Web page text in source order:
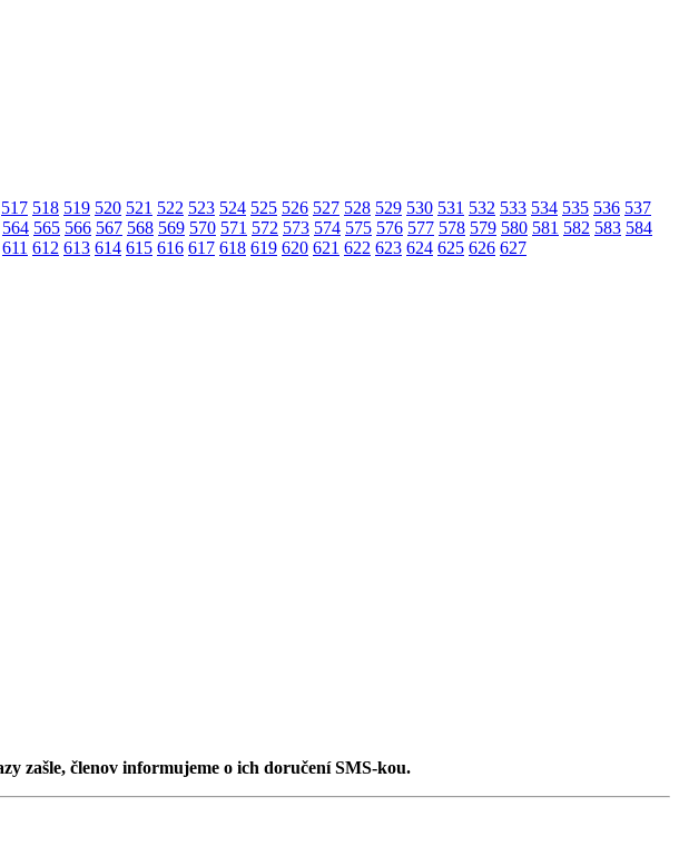
517 518 519 520 521 522 523 524 525 526 527 528 529 530 531 532 533 534 535 536 537
564 565 566 567 568 569 570 571 572 573 574 575 576 577 578 579 580 581 582 583 584
611 612 613 614 615 616 617 618 619 620 621 622 623 624 625 626 627
zašle, členov informujeme o ich doručení SMS-kou.